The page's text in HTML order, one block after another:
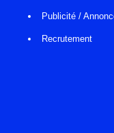
Publicité /
Recrutement